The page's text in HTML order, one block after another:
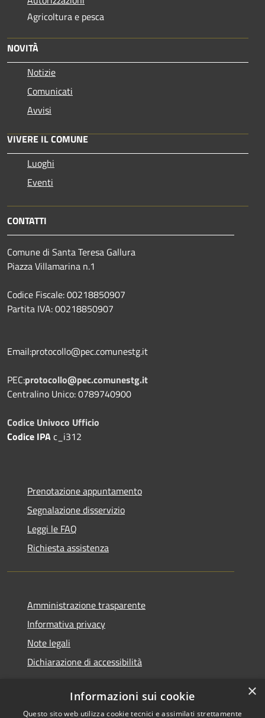
Agricoltura e pesca
NOVITÀ
Notizie
Comunicati
Avvisi
VIVERE IL COMUNE
Luoghi
Eventi
CONTATTI
Comune di Santa Teresa Gallura
Piazza Villamarina n.1
Codice Fiscale: 00218850907
Partita IVA: 00218850907
Email:protocollo@pec.comunestg.it
PEC:protocollo@pec.comunestg.it
Centralino Unico: 0789740900
Codice Univoco Ufficio
Codice IPAc_i312
Prenotazione appuntamento
Segnalazione disservizio
Leggi le FAQ
Richiesta assistenza
Amministrazione trasparente
Informativa privacy
Note legali
Dichiarazione di accessibilità
×
Informazioni sui cookie
Questo sito web utilizza cookie tecnici e assimilati strettamente